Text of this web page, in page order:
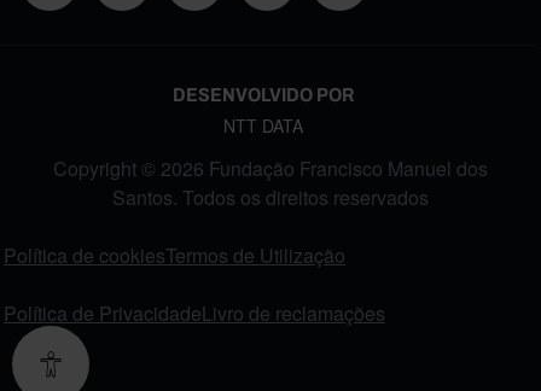
DESENVOLVIDO POR
NTT DATA
Copyright © 2026 Fundação Francisco Manuel dos
Santos. Todos os direitos reservados
Política de cookiesTermos de Utilização
Política de PrivacidadeLivro de reclamações